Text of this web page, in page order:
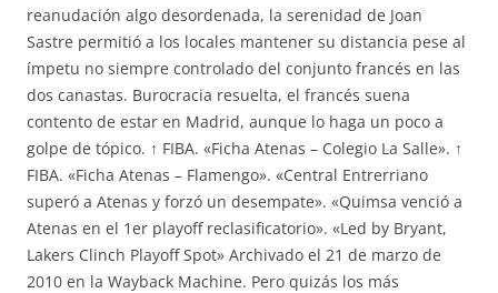
reanudación algo desordenada, la serenidad de Joan
Sastre permitió a los locales mantener su distancia pese al
ímpetu no siempre controlado del conjunto francés en las
dos canastas. Burocracia resuelta, el francés suena
contento de estar en Madrid, aunque lo haga un poco a
golpe de tópico. ↑ FIBA. «Ficha Atenas – Colegio La Salle». ↑
FIBA. «Ficha Atenas – Flamengo». «Central Entrerriano
superó a Atenas y forzó un desempate». «Quimsa venció a
Atenas en el 1er playoff reclasificatorio». «Led by Bryant,
Lakers Clinch Playoff Spot» Archivado el 21 de marzo de
2010 en la Wayback Machine. Pero quizás los más